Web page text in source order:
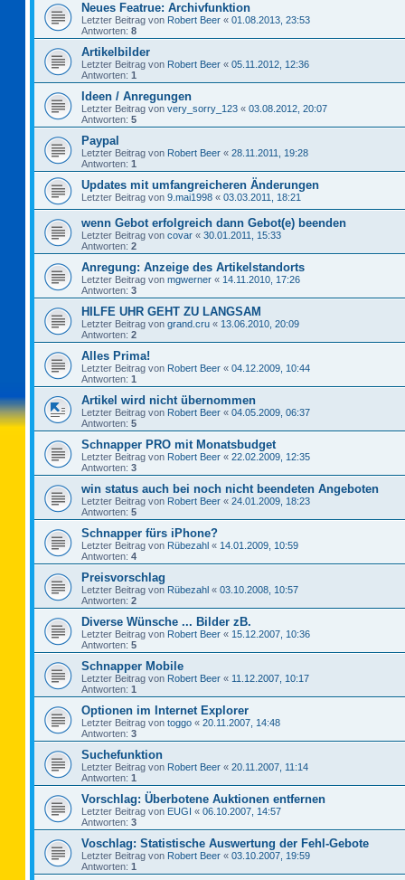
Neues Featrue: Archivfunktion
Letzter Beitrag von Robert Beer « 01.08.2013, 23:53
Antworten: 8
Artikelbilder
Letzter Beitrag von Robert Beer « 05.11.2012, 12:36
Antworten: 1
Ideen / Anregungen
Letzter Beitrag von very_sorry_123 « 03.08.2012, 20:07
Antworten: 5
Paypal
Letzter Beitrag von Robert Beer « 28.11.2011, 19:28
Antworten: 1
Updates mit umfangreicheren Änderungen
Letzter Beitrag von 9.mai1998 « 03.03.2011, 18:21
wenn Gebot erfolgreich dann Gebot(e) beenden
Letzter Beitrag von covar « 30.01.2011, 15:33
Antworten: 2
Anregung: Anzeige des Artikelstandorts
Letzter Beitrag von mgwerner « 14.11.2010, 17:26
Antworten: 3
HILFE UHR GEHT ZU LANGSAM
Letzter Beitrag von grand.cru « 13.06.2010, 20:09
Antworten: 2
Alles Prima!
Letzter Beitrag von Robert Beer « 04.12.2009, 10:44
Antworten: 1
Artikel wird nicht übernommen
Letzter Beitrag von Robert Beer « 04.05.2009, 06:37
Antworten: 5
Schnapper PRO mit Monatsbudget
Letzter Beitrag von Robert Beer « 22.02.2009, 12:35
Antworten: 3
win status auch bei noch nicht beendeten Angeboten
Letzter Beitrag von Robert Beer « 24.01.2009, 18:23
Antworten: 5
Schnapper fürs iPhone?
Letzter Beitrag von Rübezahl « 14.01.2009, 10:59
Antworten: 4
Preisvorschlag
Letzter Beitrag von Rübezahl « 03.10.2008, 10:57
Antworten: 2
Diverse Wünsche ... Bilder zB.
Letzter Beitrag von Robert Beer « 15.12.2007, 10:36
Antworten: 5
Schnapper Mobile
Letzter Beitrag von Robert Beer « 11.12.2007, 10:17
Antworten: 1
Optionen im Internet Explorer
Letzter Beitrag von toggo « 20.11.2007, 14:48
Antworten: 3
Suchefunktion
Letzter Beitrag von Robert Beer « 20.11.2007, 11:14
Antworten: 1
Vorschlag: Überbotene Auktionen entfernen
Letzter Beitrag von EUGI « 06.10.2007, 14:57
Antworten: 3
Voschlag: Statistische Auswertung der Fehl-Gebote
Letzter Beitrag von Robert Beer « 03.10.2007, 19:59
Antworten: 1